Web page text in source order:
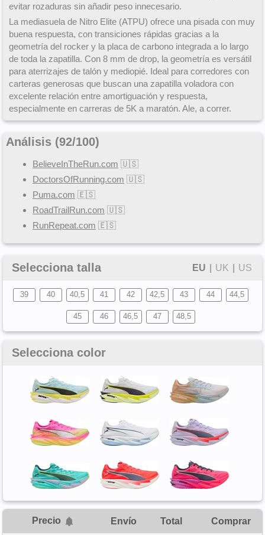
evitar rozaduras sin añadir peso innecesario.
La mediasuela de Nitro Elite (ATPU) ofrece una pisada con muy
buena respuesta, con transiciones rápidas gracias a la
geometría del rocker y la placa de carbono integrada a lo largo
de toda la zapatilla. Con 8 mm de drop, la geometría es versátil
para aterrizajes de talón y mediopié. Ideal para corredores con
carteras generosas que buscan una zapatilla voladora con
excelente relación entre amortiguación y respuesta,
especialmente en carreras de 5K a maratón. Ale, a correr.
Análisis (92/100)
BelieveInTheRun.com 🇺🇸
DoctorsOfRunning.com 🇺🇸
Puma.com 🇪🇸
RoadTrailRun.com 🇺🇸
RunRepeat.com 🇪🇸
Selecciona talla EU UK US
39 40 40,5 41 42 42,5 43 44 44,5
45 46 46,5 47 48,5
Selecciona color
Precio Envío Total Comprar